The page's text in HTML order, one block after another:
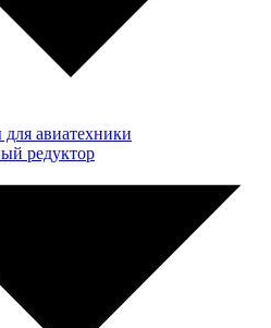
авиатехники
редуктор